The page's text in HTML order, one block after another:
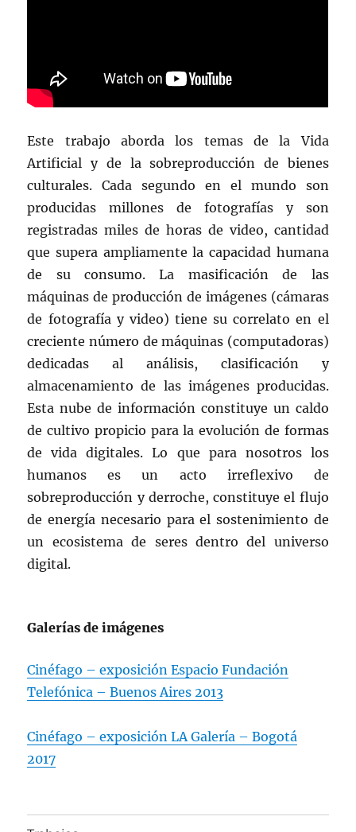
Este trabajo aborda los temas de la Vida
Artificial y de la sobreproducción de bienes
culturales. Cada segundo en el mundo son
producidas millones de fotografías y son
registradas miles de horas de video, cantidad
que supera ampliamente la capacidad humana
de su consumo. La masificación de las
máquinas de producción de imágenes (cámaras
de fotografía y video) tiene su correlato en el
creciente número de máquinas (computadoras)
dedicadas al análisis, clasificación y
almacenamiento de las imágenes producidas.
Esta nube de información constituye un caldo
de cultivo propicio para la evolución de formas
de vida digitales. Lo que para nosotros los
humanos es un acto irreflexivo de
sobreproducción y derroche, constituye el flujo
de energía necesario para el sostenimiento de
un ecosistema de seres dentro del universo
digital.
Galerías de imágenes
Cinéfago – exposición Espacio Fundación
Telefónica – Buenos Aires 2013
Cinéfago – exposición LA Galería – Bogotá
2017